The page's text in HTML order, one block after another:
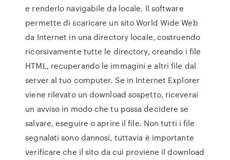
e renderlo navigabile da locale. Il software
permette di scaricare un sito World Wide Web
da Internet in una directory locale, costruendo
ricorsivamente tutte le directory, creando i file
HTML, recuperando le immagini e altri file dal
server al tuo computer. Se in Internet Explorer
viene rilevato un download sospetto, riceverai
un avviso in modo che tu possa decidere se
salvare, eseguire o aprire il file. Non tutti i file
segnalati sono dannosi, tuttavia è importante
verificare che il sito da cui proviene il download